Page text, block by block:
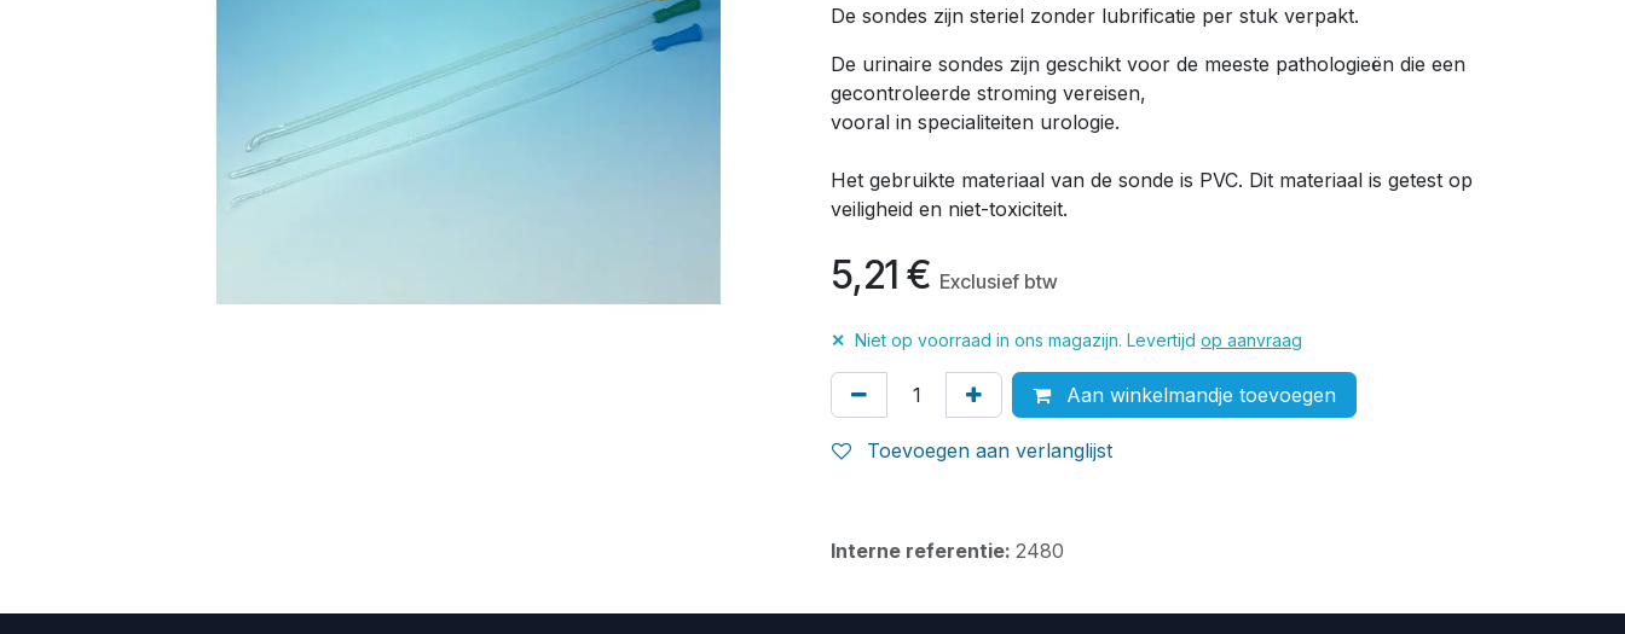
De sondes zijn steriel zonder lubrificatie per stuk verpakt.
De urinaire sondes zijn geschikt voor de meeste pathologieën die een
gecontroleerde stroming vereisen,
vooral in specialiteiten urologie.
Het gebruikte materiaal van de sonde is PVC. Dit materiaal is getest op
veiligheid en niet-toxiciteit.
5,21 € Exclusief btw
✕ Niet op voorraad in ons magazijn. Levertijd op aanvraag
Aan winkelmandje toevoegen
Toevoegen aan verlanglijst
Interne referentie: 2480